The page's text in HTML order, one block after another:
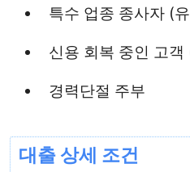
특수 업종 종사자 (
신용 회복 중인 고
경력단절 주부
대출 상세 조건